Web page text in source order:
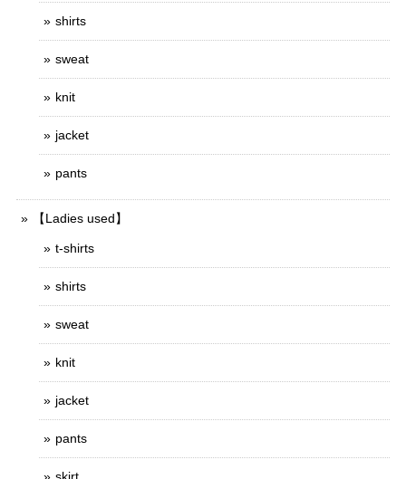
shirts
sweat
knit
jacket
pants
【Ladies used】
t-shirts
shirts
sweat
knit
jacket
pants
skirt